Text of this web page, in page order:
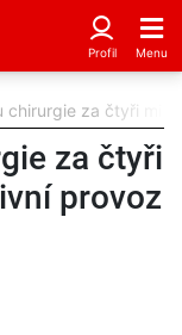
chirurgie za čtyři
za čtyři
provoz